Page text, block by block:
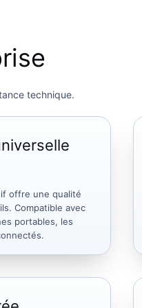
technique.
offre une qualité
Compatible avec
portables, les